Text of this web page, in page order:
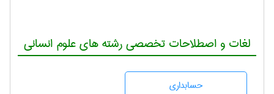
لغات و اصطلاحات تخصصی رشته های علوم انسانی
حسابداری